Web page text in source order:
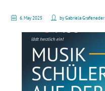
6. May 2025 byGabriela Grafeneder